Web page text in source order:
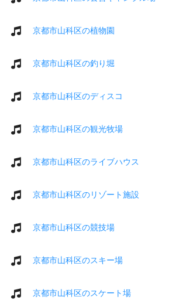
京都市山科区の植物園
京都市山科区の釣り堀
京都市山科区のディスコ
京都市山科区の観光牧場
京都市山科区のライブハウス
京都市山科区のリゾート施設
京都市山科区の競技場
京都市山科区のスキー場
京都市山科区のスケート場